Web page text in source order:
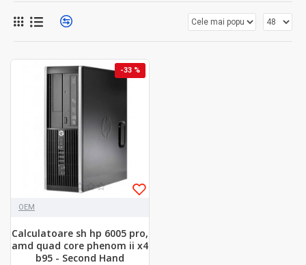
-33 %
OEM
Calculatoare sh hp 6005 pro,
amd quad core phenom ii x4
b95 - Second Hand